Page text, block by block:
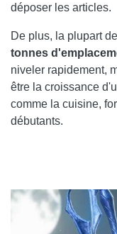
déposer les articles.
De plus, la plupart
tonnes
niveler rapidement,
être la croissance
comme la cuisine,
débutants.